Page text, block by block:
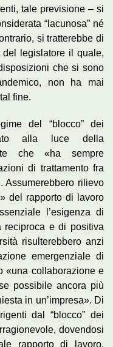
tale previsione – si
“lacunosa” né
si tratterebbe di
legislatore il quale,
che si sono
non ha mai
fine.
del “blocco” dei
alla luce della
che «ha sempre
di trattamento fra
Assumerebbero rilievo
del rapporto di lavoro
l’esigenza di
reciproca e di positiva
risulterebbero anzi
emergenziale di
«una collaborazione e
possibile ancora più
in un’impresa». Di
dal “blocco” dei
dovendosi
rapporto di lavoro,